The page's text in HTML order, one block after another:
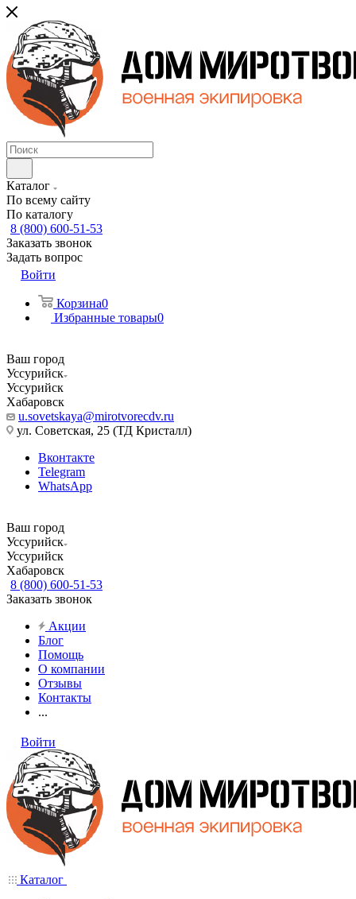
Каталог
По всему сайту
По каталогу
8 (800) 600-51-53
Заказать звонок
Задать вопрос
Войти
Корзина0
Избранные товары0
Ваш город
Уссурийск
Уссурийск
Хабаровск
u.sovetskaya@mirotvorecdv.ru
ул. Советская, 25 (ТД Кристалл)
Вконтакте
Telegram
WhatsApp
Ваш город
Уссурийск
Уссурийск
Хабаровск
8 (800) 600-51-53
Заказать звонок
Акции
Блог
Помощь
О компании
Отзывы
Контакты
...
Войти
Каталог